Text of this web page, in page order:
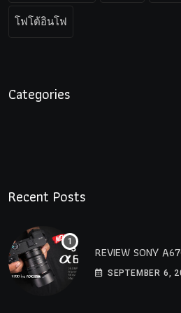
โฟโต้อินโฟ
Categories
Recent Posts
REVIEW SONY
SEPTEMBER 6,